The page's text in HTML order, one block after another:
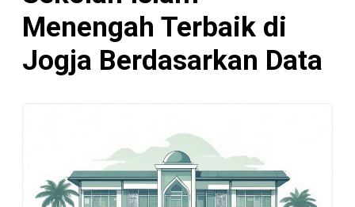
Menengah Terbaik di
Jogja Berdasarkan Data